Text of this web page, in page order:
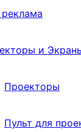
реклама
и
Проекторы
Пульт для